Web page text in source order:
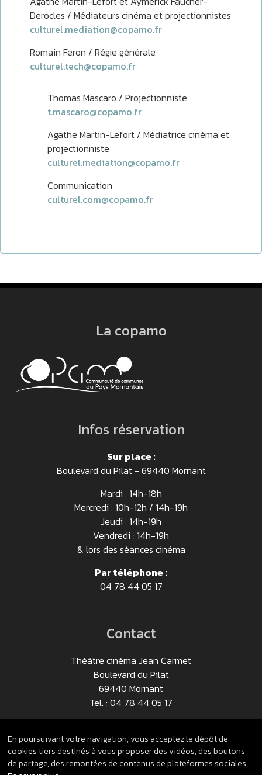
Derocles / Médiateurs cinéma et projectionnistes
culturel.mediation@copamo.fr
Romain Feron / Régie générale
culturel.tech@copamo.fr
Thomas Mascaro / Projectionniste
t.mascaro@copamo.fr
Agathe Martin-Lefort / Médiatrice cinéma et
projectionniste
culturel.mediation@copamo.fr
Communication
culturel.com@copamo.fr
La copamo
Infos réservation
Sur place :
Boulevard du Pilat - 69440 Mornant
Mardi : 14h-18h
Mercredi : 10h-12h / 14h-19h
Jeudi : 14h-19h
Vendredi : 14h-19h
& lors des séances cinéma
Par téléphone :
04 78 44 05 17
Contact
Théâtre cinéma Jean Carmet
Boulevard du Pilat
69440 Mornant
Tel. : 04 78 44 05 17
En poursuivant votre navigation, vous acceptez le dépôt de
cookies tiers destinés à vous proposer des vidéos, des boutons
de partage, des remontées de contenus de plateformes sociales.